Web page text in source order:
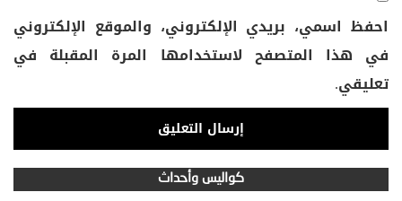
احفظ اسمي، بريدي الإلكتروني، والموقع الإلكتروني
في هذا المتصفح لاستخدامها المرة المقبلة في
تعليقي.
كواليس وأحداث